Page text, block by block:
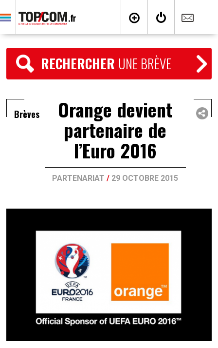
RECHERCHER UNE BRÈVE
Brèves Orange devient
partenaire de
l’Euro 2016
PARTENARIAT / 29 OCTOBRE 2015